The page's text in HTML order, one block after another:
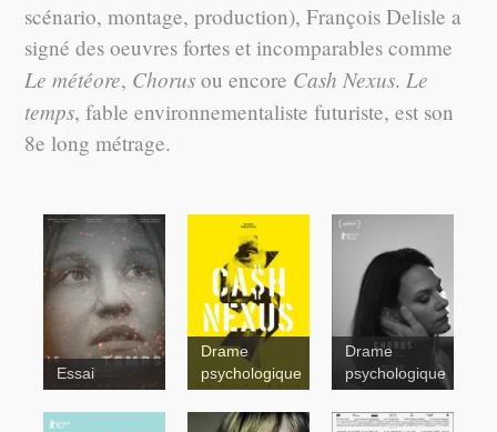
scénario, montage, production), François Delisle a
signé des oeuvres fortes et incomparables comme
Le météore, Chorus ou encore Cash Nexus.Le
temps, fable environnementaliste futuriste, est son
8e long métrage.
Essai
Drame
psychologique
Drame
psychologique